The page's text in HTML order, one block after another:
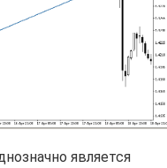
является